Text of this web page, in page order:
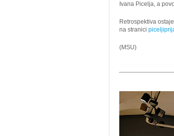
Ivana Picelja, a
Retrospektiva
na stranici
(MSU)